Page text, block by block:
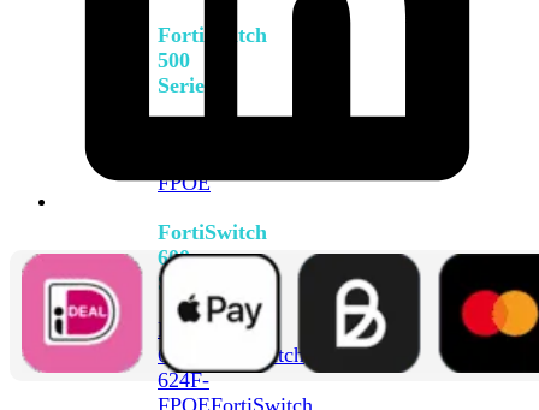
FortiSwitch
500
Series
FPOE
FortiSwitch
600
Series
FortiSwitch
624F
FortiSwitch
624F-
FPOEFortiSwitch